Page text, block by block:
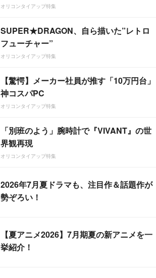
オリコンタイアップ特集
SUPER★DRAGON、自ら描いた”レトロ
フューチャー”
オリコンタイアップ特集
【驚愕】メーカー社員が推す「10万円台」
神コスパPC
オリコンタイアップ特集
「別班のよう」腕時計で『VIVANT』の世
界観再現
オリコンタイアップ特集
2026年7月夏ドラマも、注目作＆話題作が
勢ぞろい！
【夏アニメ2026】7月期夏の新アニメを一
挙紹介！